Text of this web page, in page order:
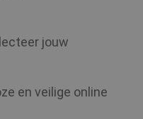
jouw
en veilige online